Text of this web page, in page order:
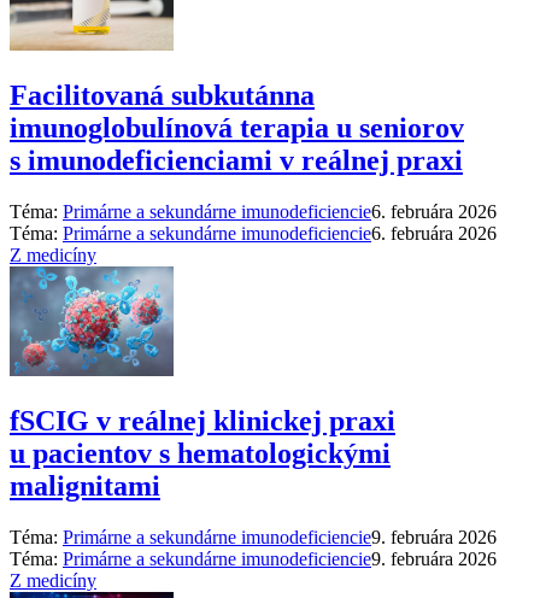
Facilitovaná subkutánna
imunoglobulínová terapia u seniorov
s imunodeficienciami v reálnej praxi
Téma: Primárne a sekundárne imunodeficiencie6. februára 2026
Téma: Primárne a sekundárne imunodeficiencie6. februára 2026
Z medicíny
fSCIG v reálnej klinickej praxi
u pacientov s hematologickými
malignitami
Téma: Primárne a sekundárne imunodeficiencie9. februára 2026
Téma: Primárne a sekundárne imunodeficiencie9. februára 2026
Z medicíny